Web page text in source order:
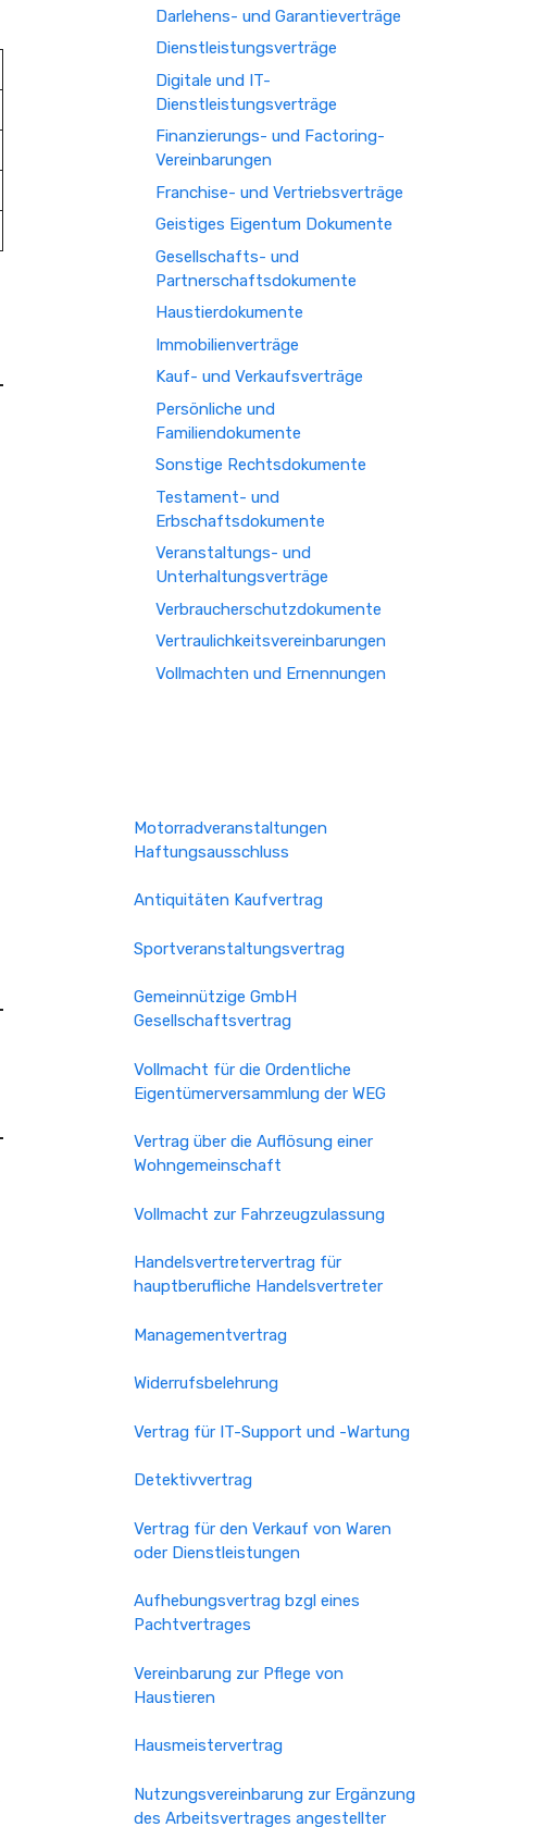
Darlehens- und Garantieverträge
Dienstleistungsverträge
Digitale und IT-
Dienstleistungsverträge
Finanzierungs- und Factoring-
Vereinbarungen
Franchise- und Vertriebsverträge
Geistiges Eigentum Dokumente
Gesellschafts- und
Partnerschaftsdokumente
Haustierdokumente
Immobilienverträge
Kauf- und Verkaufsverträge
Persönliche und
Familiendokumente
Sonstige Rechtsdokumente
Testament- und
Erbschaftsdokumente
Veranstaltungs- und
Unterhaltungsverträge
Verbraucherschutzdokumente
Vertraulichkeitsvereinbarungen
Vollmachten und Ernennungen
Motorradveranstaltungen
Haftungsausschluss
Antiquitäten Kaufvertrag
Sportveranstaltungsvertrag
Gemeinnützige GmbH
Gesellschaftsvertrag
Vollmacht für die Ordentliche
Eigentümerversammlung der WEG
Vertrag über die Auflösung einer
Wohngemeinschaft
Vollmacht zur Fahrzeugzulassung
Handelsvertretervertrag für
hauptberufliche Handelsvertreter
Managementvertrag
Widerrufsbelehrung
Vertrag für IT-Support und -Wartung
Detektivvertrag
Vertrag für den Verkauf von Waren
oder Dienstleistungen
Aufhebungsvertrag bzgl eines
Pachtvertrages
Vereinbarung zur Pflege von
Haustieren
Hausmeistervertrag
Nutzungsvereinbarung zur Ergänzung
des Arbeitsvertrages angestellter